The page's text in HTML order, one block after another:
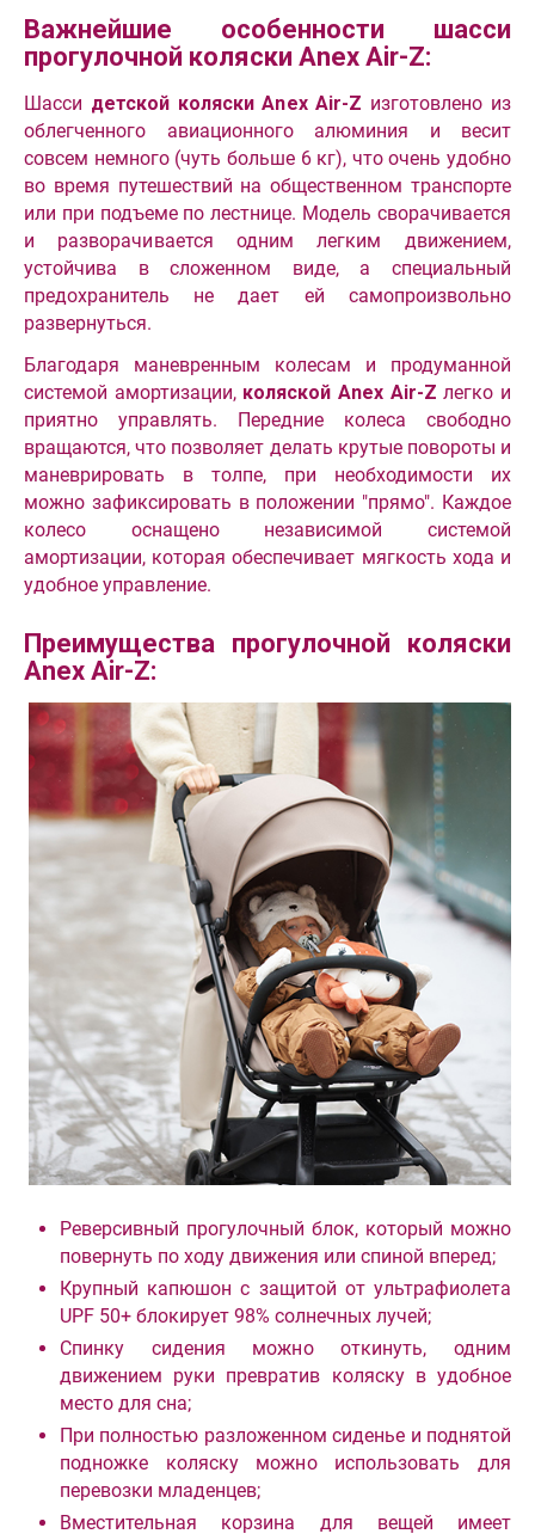
Важнейшие особенности шасси
прогулочной коляски Anex Air-Z:
Шасси детской коляски Anex Air-Z изготовлено из
облегченного авиационного алюминия и весит
совсем немного (чуть больше 6 кг), что очень удобно
во время путешествий на общественном транспорте
или при подъеме по лестнице. Модель сворачивается
и разворачивается одним легким движением,
устойчива в сложенном виде, а специальный
предохранитель не дает ей самопроизвольно
развернуться.
Благодаря маневренным колесам и продуманной
системой амортизации,коляской Anex Air-Z легко и
приятно управлять. Передние колеса свободно
вращаются, что позволяет делать крутые повороты и
маневрировать в толпе, при необходимости их
можно зафиксировать в положении "прямо". Каждое
колесо оснащено независимой системой
амортизации, которая обеспечивает мягкость хода и
удобное управление.
Преимущества прогулочной коляски
Anex Air-Z:
Реверсивный прогулочный блок, который можно
повернуть по ходу движения или спиной вперед;
Крупный капюшон с защитой от ультрафиолета
UPF 50+ блокирует 98% солнечных лучей;
Спинку сидения можно откинуть, одним
движением руки превратив коляску в удобное
место для сна;
При полностью разложенном сиденье и поднятой
подножке коляску можно использовать для
перевозки младенцев;
Вместительная корзина для вещей имеет